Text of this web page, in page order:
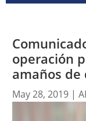
operación
amaños
May 28, 2019|